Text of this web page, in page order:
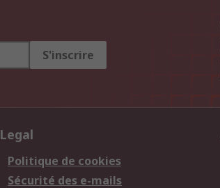
S'inscrire
Legal
Politique de cookies
Sécurité des e-mails